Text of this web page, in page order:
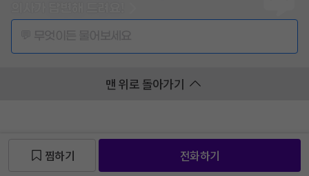
맨 위로 돌아가기
찜하기 전화하기